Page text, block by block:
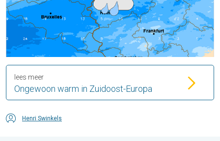
Ongewoon warm in Zuidoost-Europa
lees meer
Henri Swinkels